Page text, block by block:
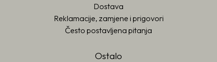
Dostava
Reklamacije, zamjene i prigovori
Često postavljena pitanja
Ostalo